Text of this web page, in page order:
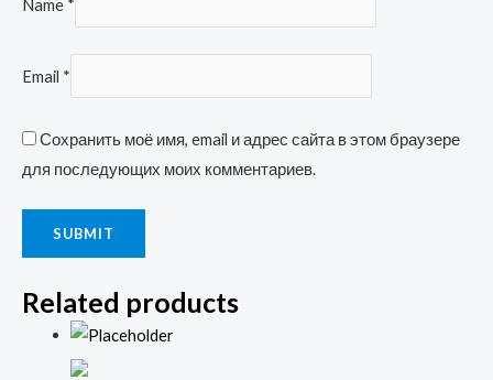
Name *
Email *
Сохранить моё имя, email и адрес сайта в этом браузере
для последующих моих комментариев.
Related products